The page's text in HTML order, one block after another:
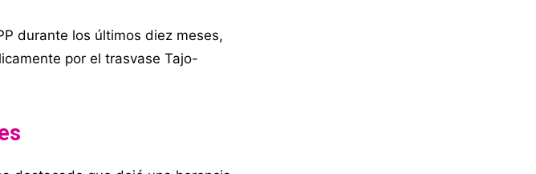
durante los últimos diez meses,
por el trasvase Tajo-